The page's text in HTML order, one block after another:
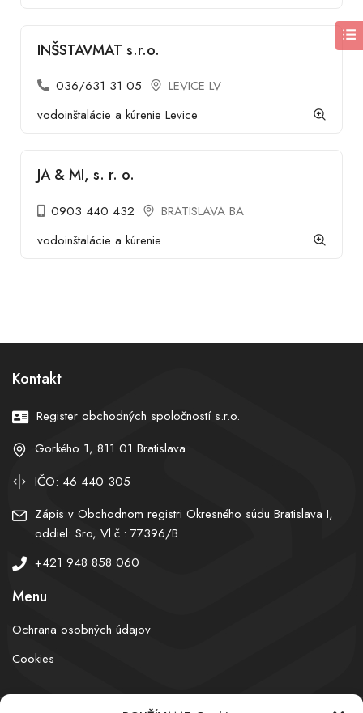
INŠSTAVMAT s.r.o.
036/631 31 05
LEVICE LV
vodoinštalácie a kúrenie Levice
JA & MI, s. r. o.
0903 440 432
BRATISLAVA BA
vodoinštalácie a kúrenie
Kontakt
Register obchodných spoločností s.r.o.
Gorkého 1, 811 01 Bratislava
IČO: 46 440 305
Zápis v Obchodnom registri Okresného súdu Bratislava I,
oddiel: Sro, Vl.č.: 77396/B
+421 948 858 060
Menu
Ochrana osobných údajov
Cookies